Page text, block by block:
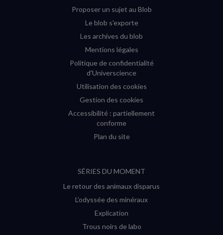
Proposer un sujet au Blob
Le blob s'exporte
Les archives du blob
Mentions légales
Politique de confidentialité
d'Universcience
Utilisation des cookies
Gestion des cookies
Accessibilité : partiellement
conforme
Plan du site
SÉRIES DU MOMENT
Le retour des animaux disparus
L’odyssée des minéraux
Explication
Trous noirs de labo